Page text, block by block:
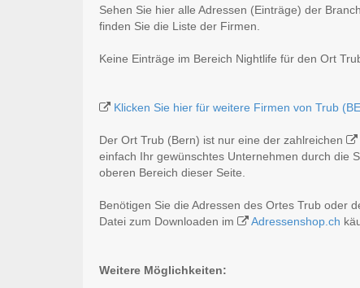
Sehen Sie hier alle Adressen (Einträge) der
finden Sie die Liste der Firmen.
Keine Einträge im Bereich Nightlife für den Ort
Klicken Sie hier für weitere Firmen von Trub
Der Ort Trub (Bern) ist nur eine der zahlreichen
einfach Ihr gewünschtes Unternehmen durch die
oberen Bereich dieser Seite.
Benötigen Sie die Adressen des Ortes Trub oder
Datei zum Downloaden im
Adressenshop.ch
Weitere Möglichkeiten: